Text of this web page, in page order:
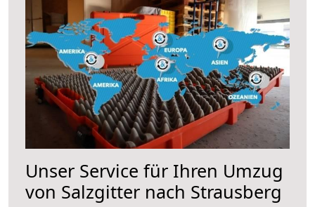
Unser Service für Ihren Umzug
von Salzgitter nach Strausberg